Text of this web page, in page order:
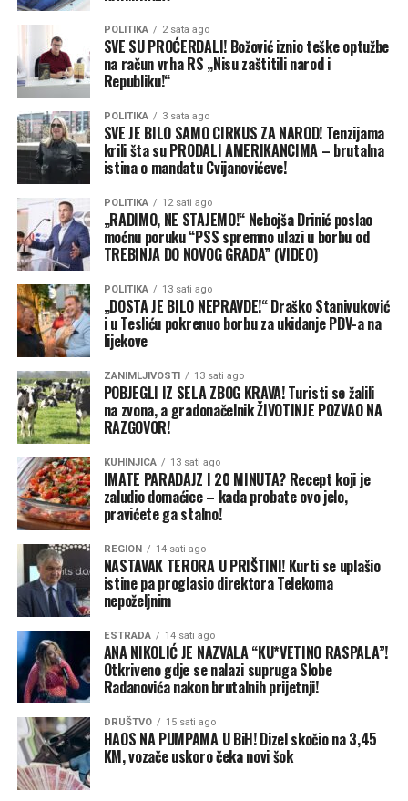
Cvijanovićeva nikada nije odgovarala za ovu aferu ni pred
pravosuđem, a ni politički jer je njena karijera u SNSD-u
godinama u usponu. Od tada je masovno krenula i pojava
ove vrste političke korupcije koja je u brojnim
slučajevima SNSD održavala na vlasti.
(BN)
00:00
Glavne poruke sa sastanka u Bijeljini:
Potpuna pokrivenost terena: Analiziran rad svih
opštinskih i gradskih odbora od Trebinja do Novog
Grada.
Fokus na organizaciji: Naglašeno da su posvećenost,
trud i odgovornost ključni faktori za ostvarivanje
vrhunskog rezultata.
POLITIKA 2 sata ago
SVE SU PROĆERDALI! Božović iznio teške optužbe
na račun vrha RS „Nisu zaštitili narod i
Republiku!“
POLITIKA 3 sata ago
SVE JE BILO SAMO CIRKUS ZA NAROD! Tenzijama
krili šta su PRODALI AMERIKANCIMA – brutalna
istina o mandatu Cvijanovićeve!
POLITIKA 12 sati ago
„RADIMO, NE STAJEMO!“ Nebojša Drinić poslao
moćnu poruku “PSS spremno ulazi u borbu od
TREBINJA DO NOVOG GRADA” (VIDEO)
POLITIKA 13 sati ago
„DOSTA JE BILO NEPRAVDE!“ Draško Stanivuković
i u Tesliću pokrenuo borbu za ukidanje PDV-a na
lijekove
ZANIMLJIVOSTI 13 sati ago
POBJEGLI IZ SELA ZBOG KRAVA! Turisti se žalili
na zvona, a gradonačelnik ŽIVOTINJE POZVAO NA
RAZGOVOR!
KUHINJICA 13 sati ago
IMATE PARADAJZ I 20 MINUTA? Recept koji je
zaludio domaćice – kada probate ovo jelo,
pravićete ga stalno!
REGION 14 sati ago
NASTAVAK TERORA U PRIŠTINI! Kurti se uplašio
istine pa proglasio direktora Telekoma
nepoželjnim
ESTRADA 14 sati ago
ANA NIKOLIĆ JE NAZVALA “KU*VETINO RASPALA”!
Otkriveno gdje se nalazi supruga Slobe
Radanovića nakon brutalnih prijetnji!
DRUŠTVO 15 sati ago
HAOS NA PUMPAMA U BiH! Dizel skočio na 3,45
KM, vozače uskoro čeka novi šok